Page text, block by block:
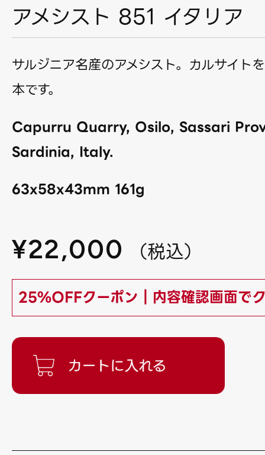
アメシスト 851 イタリア
サルジニア名産のアメシスト。カルサイト
本です。
Capurru Quarry, Osilo, Sassari
Sardinia, Italy.
63x58x43mm 161g
¥22,000 （税込）
25%OFFクーポン｜内容確認画面で